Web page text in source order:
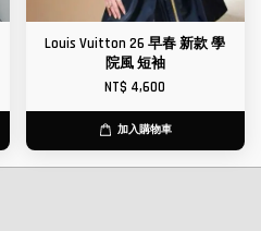
Louis Vuitton 26 早春 新款 學
院風 短袖
NT$ 4,600
加入購物車